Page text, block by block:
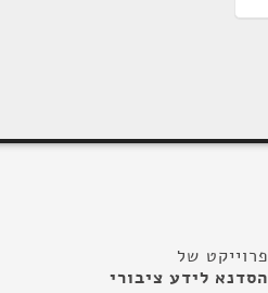
פרוייקט של
הסדנא לידע ציבורי